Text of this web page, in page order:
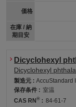
価格
在庫 / 納
期目安
Dicyclohexyl
Dicyclohexyl
製造元 :AccuStandard
保存条件 : 室温
CAS RN® : 84-61-7